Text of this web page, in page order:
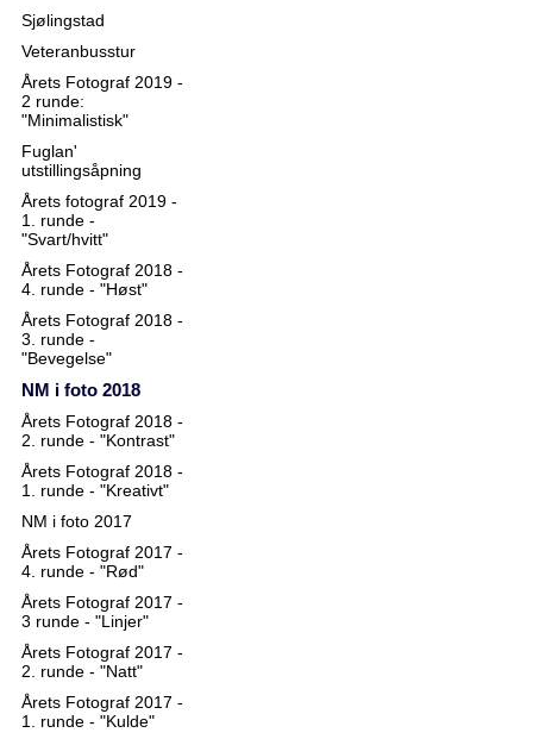
Sjølingstad
Veteranbusstur
Årets Fotograf 2019 -
2 runde:
"Minimalistisk"
Fuglan'
utstillingsåpning
Årets fotograf 2019 -
1. runde -
"Svart/hvitt"
Årets Fotograf 2018 -
4. runde - "Høst"
Årets Fotograf 2018 -
3. runde -
"Bevegelse"
NM i foto 2018
Årets Fotograf 2018 -
2. runde - "Kontrast"
Årets Fotograf 2018 -
1. runde - "Kreativt"
NM i foto 2017
Årets Fotograf 2017 -
4. runde - "Rød"
Årets Fotograf 2017 -
3 runde - "Linjer"
Årets Fotograf 2017 -
2. runde - "Natt"
Årets Fotograf 2017 -
1. runde - "Kulde"